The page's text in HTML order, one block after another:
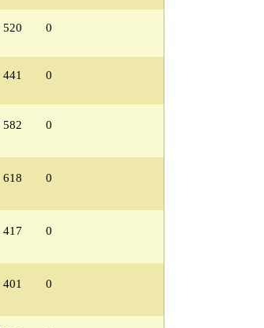
520 0
441 0
582 0
618 0
417 0
401 0